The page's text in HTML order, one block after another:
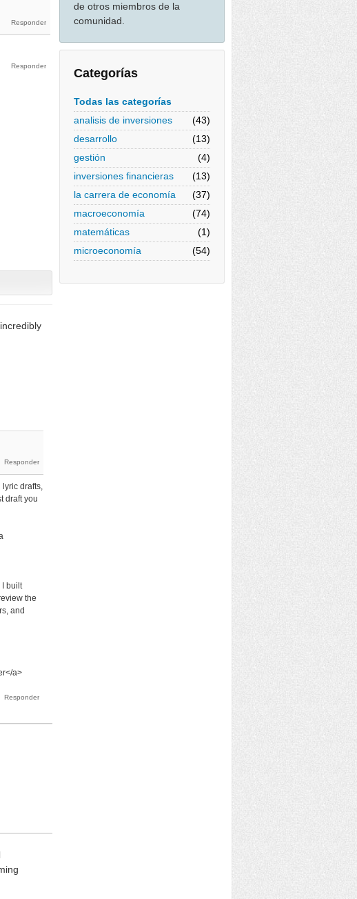
de otros miembros de la
comunidad.
Categorías
Todas las categorías
analisis de inversiones
(43)
desarrollo
(13)
gestión
(4)
inversiones financieras
(13)
la carrera de economía
(37)
macroeconomía
(74)
matemáticas
(1)
microeconomía
(54)
lyric drafts,
draft you
I built
the
and
a>